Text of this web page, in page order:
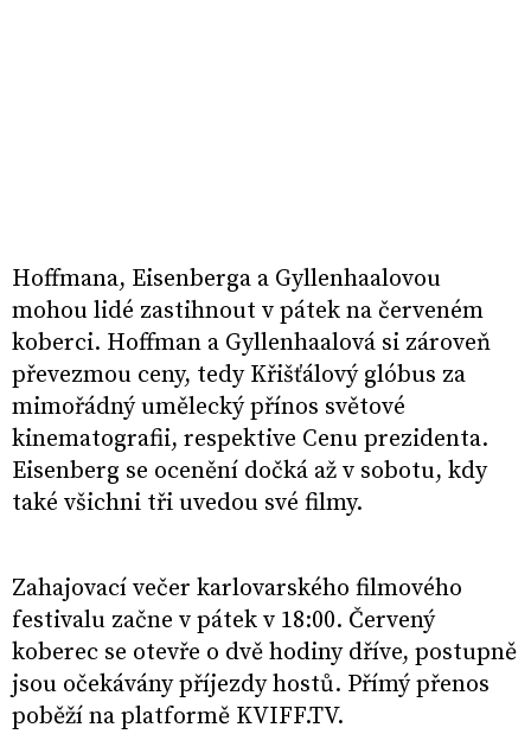
Hoffmana, Eisenberga a Gyllenhaalovou
mohou lidé zastihnout v pátek na červeném
koberci. Hoffman a Gyllenhaalová si zároveň
převezmou ceny, tedy Křišťálový glóbus za
mimořádný umělecký přínos světové
kinematografii, respektive Cenu prezidenta.
Eisenberg se ocenění dočká až v sobotu, kdy
také všichni tři uvedou své filmy.
Zahajovací večer karlovarského filmového
festivalu začne v pátek v 18:00. Červený
koberec se otevře o dvě hodiny dříve, postupně
jsou očekávány příjezdy hostů. Přímý přenos
poběží na platformě KVIFF.TV.